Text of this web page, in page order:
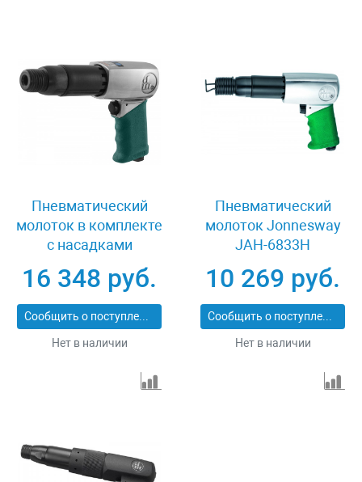
Пневматический
молоток в комплекте
с насадками
6833HK
16 348 руб.
Сообщить о поступлении
Нет в наличии
Пневматический
молоток Jonnesway
JAH-6833H
10 269 руб.
Сообщить о поступлении
Нет в наличии